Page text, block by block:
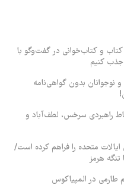
و کتاب‌خوانی در گفت‌وگو با
کنیم
نوجوانان بدون گواهی‌نامه
راهبردی سرخس، لطف‌آباد و
متحده را فراهم کرده است/
تنگه هرمز
طارمی در المپیاکوس